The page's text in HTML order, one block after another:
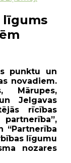
līgums
punktu un
novadiem.
Mārupes,
Jelgavas
rīcības
“Partnerība
līgumu
nozares